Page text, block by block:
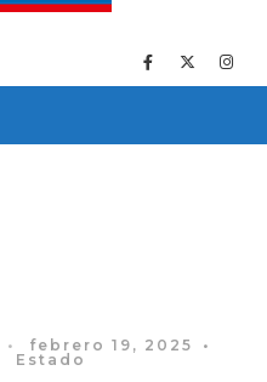
• febrero 19, 2025
•
Estado